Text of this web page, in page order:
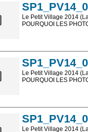
Le Petit Village 2014
POURQUOI LES
Le Petit Village 2014
POURQUOI LES
Le Petit Village 2014